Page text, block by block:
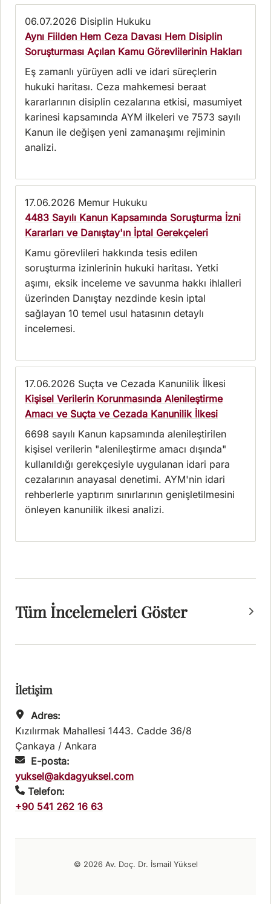
06.07.2026 Disiplin Hukuku
Aynı Fiilden Hem Ceza Davası Hem Disiplin
Soruşturması Açılan Kamu Görevlilerinin Hakları
Eş zamanlı yürüyen adli ve idari süreçlerin
hukuki haritası. Ceza mahkemesi beraat
kararlarının disiplin cezalarına etkisi, masumiyet
karinesi kapsamında AYM ilkeleri ve 7573 sayılı
Kanun ile değişen yeni zamanaşımı rejiminin
analizi.
17.06.2026 Memur Hukuku
4483 Sayılı Kanun Kapsamında Soruşturma İzni
Kararları ve Danıştay'ın İptal Gerekçeleri
Kamu görevlileri hakkında tesis edilen
soruşturma izinlerinin hukuki haritası. Yetki
aşımı, eksik inceleme ve savunma hakkı ihlalleri
üzerinden Danıştay nezdinde kesin iptal
sağlayan 10 temel usul hatasının detaylı
incelemesi.
17.06.2026 Suçta ve Cezada Kanunilik İlkesi
Kişisel Verilerin Korunmasında Alenileştirme
Amacı ve Suçta ve Cezada Kanunilik İlkesi
6698 sayılı Kanun kapsamında alenileştirilen
kişisel verilerin "alenileştirme amacı dışında"
kullanıldığı gerekçesiyle uygulanan idari para
cezalarının anayasal denetimi. AYM'nin idari
rehberlerle yaptırım sınırlarının genişletilmesini
önleyen kanunilik ilkesi analizi.
Tüm İncelemeleri Göster
İletişim
Adres:
Kızılırmak Mahallesi 1443. Cadde 36/8
Çankaya / Ankara
E-posta:
yuksel@akdagyuksel.com
Telefon:
+90 541 262 16 63
© 2026 Av. Doç. Dr. İsmail Yüksel